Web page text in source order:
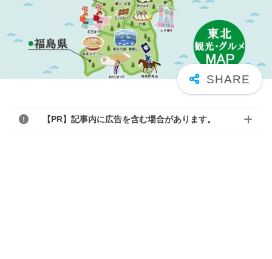
【PR】記事内に広告を含む場合があります。